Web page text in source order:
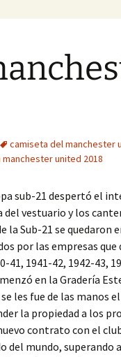
camiseta del manchester
united 2018
sub-21 despertó el
vestuario y los
Sub-21 se quedaron
por las empresas que
1941-42, 1942-43,
en la Gradería
les fue de las manos
la propiedad a los
contrato con el
mundo, superando